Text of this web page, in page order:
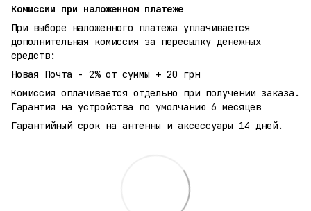
Комиссии при наложенном платеже
При выборе наложенного платежа уплачивается
дополнительная комиссия за пересылку денежных
средств:
Новая Почта - 2% от суммы + 20 грн
Комиссия оплачивается отдельно при получении заказа.
Гарантия на устройства по умолчанию 6 месяцев
Гарантийный срок на антенны и аксессуары 14 дней.